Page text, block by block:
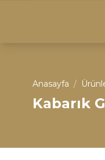
Anasayfa /
Kabarık